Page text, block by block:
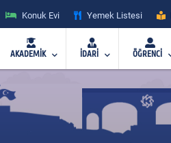
Konuk Evi Yemek Listesi
AKADEMİK İDARİ ÖĞRENCİ